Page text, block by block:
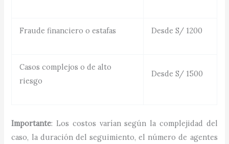
Fraude financiero o estafas Desde S/ 1200
Casos complejos o de alto
riesgo
Desde S/ 1500
Importante: Los costos varían según la complejidad del
caso, la duración del seguimiento, el número de agentes